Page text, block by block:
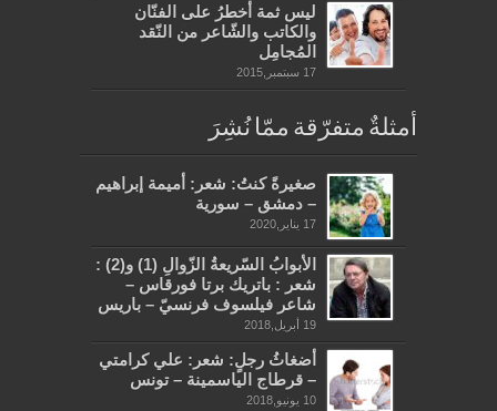
ليس ثمة أخطرُ على الفنّان
والكاتب والشّاعر من النّقد
المُجامِل
17 سبتمبر,2015
أمثلةٌ متفرّقة ممّا نُشِرَ
صغيرةً كنتُ: شعر: أميمة إبراهيم
– دمشق – سورية
17 يناير,2020
الأبوابُ السّريعةُ الزّوالِ (1) و(2) :
شعر : باتريك برتا فورقاس –
شاعر فيلسوف فرنسيّ – باريس
19 أبريل,2018
أضغاثُ رجلٍ: شعر: علي كرامتي
– قرطاج الياسمينة – تونس
10 يونيو,2018